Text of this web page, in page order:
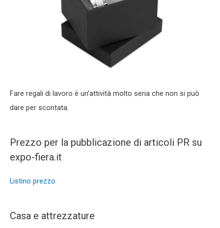
Fare regali di lavoro è un’attività molto seria che non si può
dare per scontata.
Prezzo per la pubblicazione di articoli PR su
expo-fiera.it
Listino prezzo
Casa e attrezzature